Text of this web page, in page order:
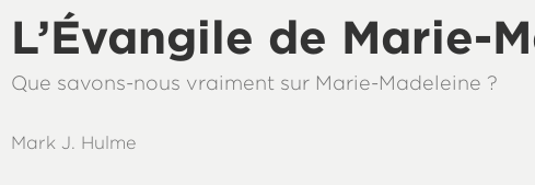
L’Évangile de Marie-
Que savons-nous vraiment sur Marie-Madeleine ?
Mark J. Hulme